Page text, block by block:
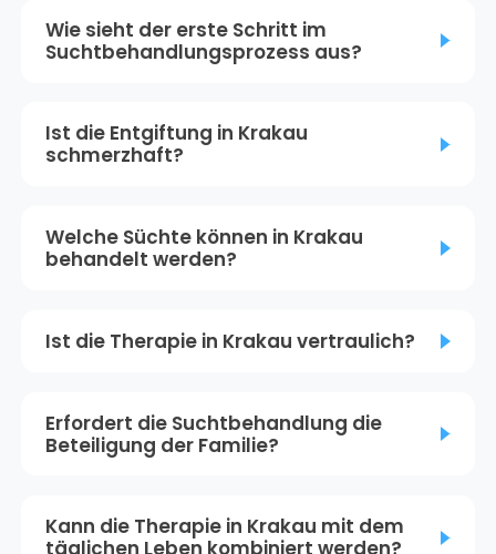
Wie sieht der erste Schritt im
Suchtbehandlungsprozess aus?
Ist die Entgiftung in Krakau
schmerzhaft?
Welche Süchte können in Krakau
behandelt werden?
Ist die Therapie in Krakau vertraulich?
Erfordert die Suchtbehandlung die
Beteiligung der Familie?
Kann die Therapie in Krakau mit dem